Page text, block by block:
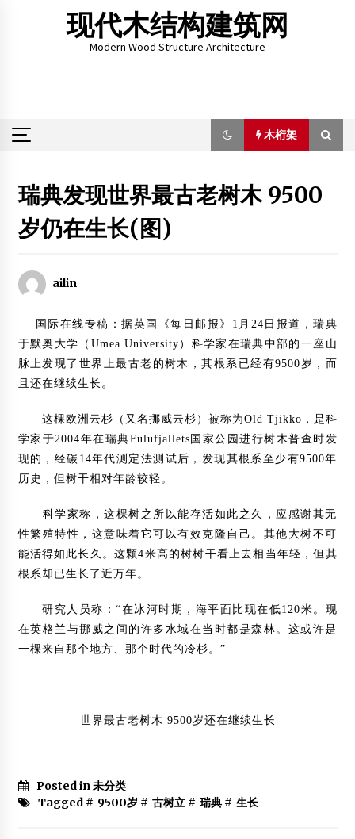
现代木结构建筑网
Modern Wood Structure Architecture
木桁架
嘉峪关丝路（长城）文化研究院组织召开第一次工程例会
2018年3月30日
一带一路架金桥 五洲汇聚大舞台
城科会夯实中加木结构绿建战略研究质量
2014年6月16日
2013年12月3日
未来三年 世界门窗需求将稳步增长
2012年3月31日
2012年4月11日
“五一”假日高端人气热旺西美纳斯生态小镇
2012年5月4日
2012年3月8日
2012年材料科学与纳米技术国际会议(ICMSN2012)
2014年1月21日
大美开封 风雅汴梁：宋代建筑技术高超
瑞典发现世界最古老树木 9500
岁仍在生长(图)
ailin
国际在线专稿：据英国《每日邮报》1月24日报道，瑞典
于默奥大学（Umea University）科学家在瑞典中部的一座山
脉上发现了世界上最古老的树木，其根系已经有9500岁，而
且还在继续生长。
这棵欧洲云杉（又名挪威云杉）被称为Old Tjikko，是科
学家于2004年在瑞典Fulufjallets国家公园进行树木普查时发
现的，经碳14年代测定法测试后，发现其根系至少有9500年
历史，但树干相对年龄较轻。
科学家称，这棵树之所以能存活如此之久，应感谢其无
性繁殖特性，这意味着它可以有效克隆自己。其他大树不可
能活得如此长久。这颗4米高的树树干看上去相当年轻，但其
根系却已生长了近万年。
研究人员称：“在冰河时期，海平面比现在低120米。现
在英格兰与挪威之间的许多水域在当时都是森林。这或许是
一棵来自那个地方、那个时代的冷杉。”
世界最古老树木 9500岁还在继续生长
Posted in 未分类
Tagged # 9500岁 # 古树立# 瑞典# 生长